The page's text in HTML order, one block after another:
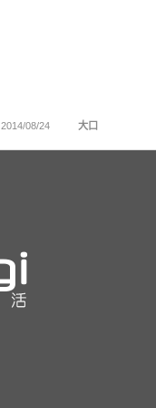
2014/08/24 大口